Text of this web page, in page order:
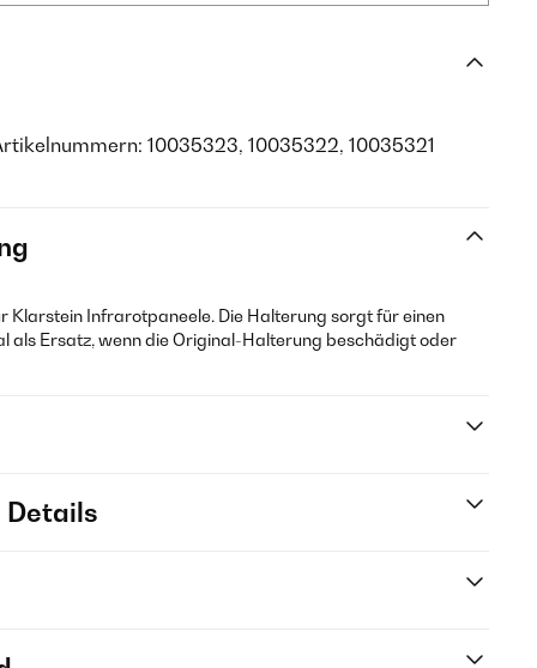
10035323, 10035322, 10035321
Klarstein Infrarotpaneele. Die Halterung sorgt für einen
als Ersatz, wenn die Original-Halterung beschädigt oder
Details